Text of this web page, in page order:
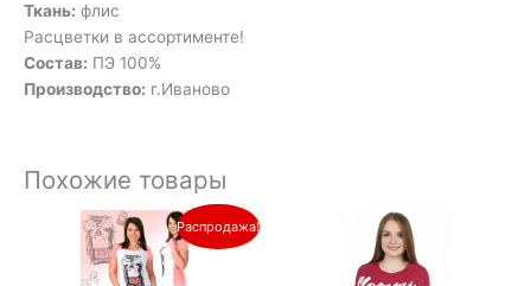
Ткань: флис
Расцветки в ассортименте!
Состав: ПЭ 100%
Производство: г.Иваново
Похожие товары
Распродажа!
Первоначальная
цена
составляла
540₽.
Текущая
цена:
410₽.